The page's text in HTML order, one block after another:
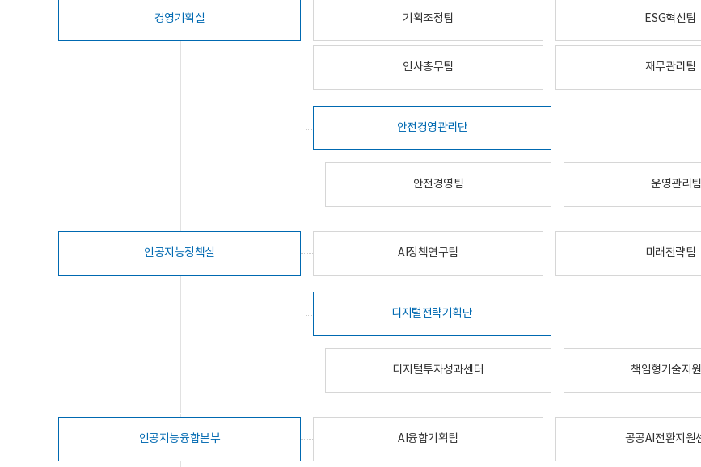
경영기획실 기획조정팀 ESG혁신팀
인사총무팀 재무관리팀
안전경영관리단
안전경영팀 운영관리팀
인공지능정책실 AI정책연구팀 미래전략팀
디지털전략기획단
디지털투자성과센터 책임형기술지
인공지능융합본부 AI융합기획팀 공공AI전환지원